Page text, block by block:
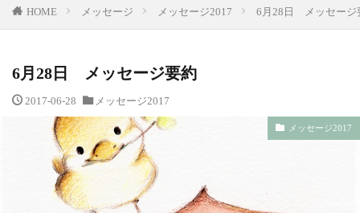
HOME メッセージ メッセージ2017 6月28日 メッセージ
6月28日 メッセージ要約
2017-06-28 メッセージ2017
メッセージ2017